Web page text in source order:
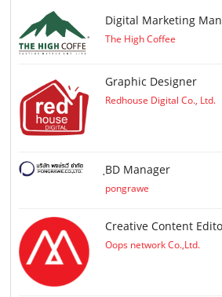
Digital Marketing
The High Coffee
Graphic Designer
Redhouse Digital Co., Ltd.
ฺBD Manager
pongrawe
Creative Content
Oops network Co.,Ltd.